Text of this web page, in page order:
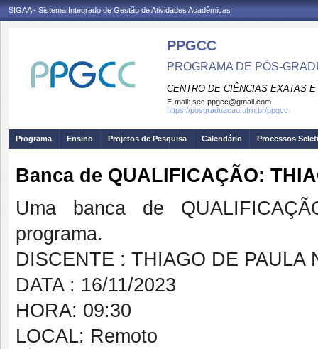
SIGAA - Sistema Integrado de Gestão de Atividades Acadêmicas
PPGCC
PROGRAMA DE PÓS-
CENTRO DE CIÊNCIAS EXATAS
E-mail: sec.ppgcc@gmail.com
https://posgraduacao.ufrn.br/ppgcc
Programa Ensino Projetos de Pesquisa Calendário Processos
Banca de QUALIFICAÇÃO:
Uma banca de
programa.
DISCENTE : THIAGO DE PAULA
DATA : 16/11/2023
HORA: 09:30
LOCAL: Remoto